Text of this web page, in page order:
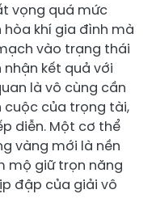
vọng quá mức
khí gia đình mà
vào trạng thái
kết quả với
là vô cùng cần
cuộc của trọng tài,
diễn. Một cơ thể
vàng mới là nền
mộ giữ trọn năng
đập của giải vô